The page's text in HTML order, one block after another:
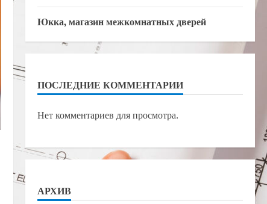
Юкка, магазин межкомнатных дверей
ПОСЛЕДНИЕ КОММЕНТАРИИ
Нет комментариев для просмотра.
АРХИВ